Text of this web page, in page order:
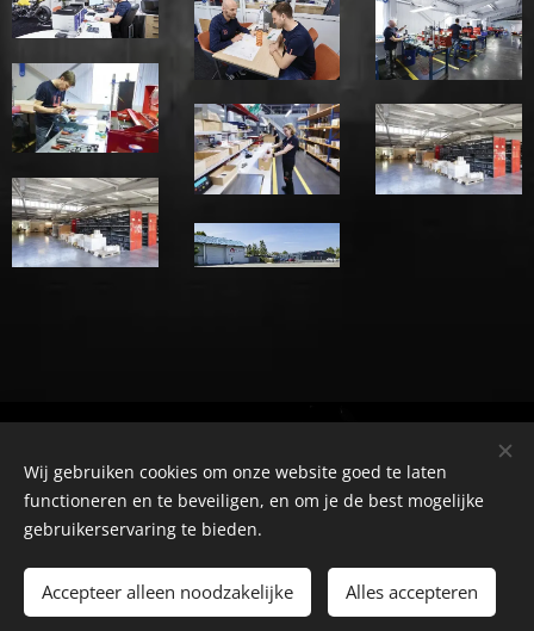
Instagram| facebook
Talen
Nederlands
Français
Wij gebruiken cookies om onze website goed te laten
functioneren en te beveiligen, en om je de best mogelijke
gebruikerservaring te bieden.
Accepteer alleen noodzakelijke Alles accepteren